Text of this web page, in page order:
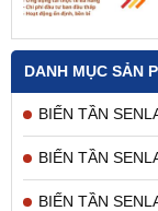
DANH MỤC SẢN
BIẾN TẦN
BIẾN TẦN
BIẾN TẦN